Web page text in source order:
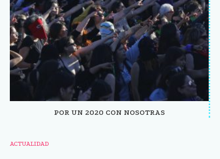
POR UN 2020 CON NOSOTRAS
ACTUALIDAD